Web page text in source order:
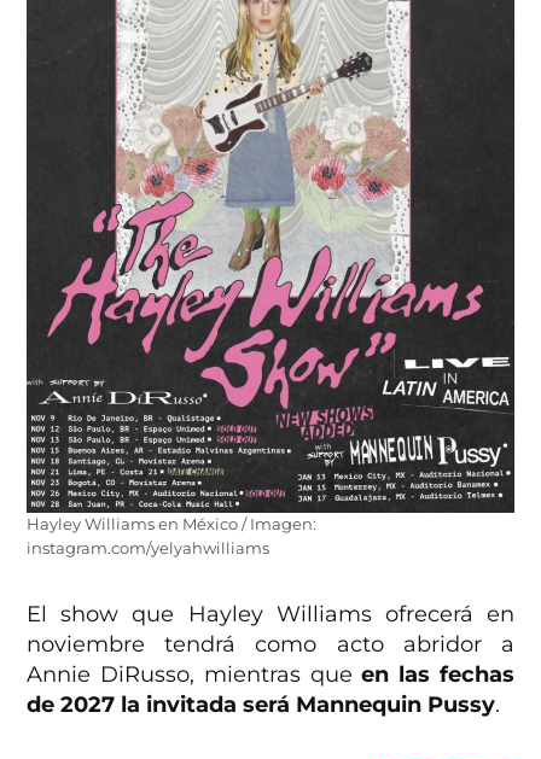
Hayley Williams en México / Imagen:
instagram.com/yelyahwilliams
El show que Hayley Williams ofrecerá en
noviembre tendrá como acto abridor a
Annie DiRusso, mientras que en las fechas
de 2027 la invitada será Mannequin Pussy.